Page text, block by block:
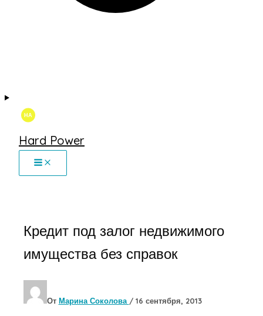
Hard Power
Кредит под залог недвижимого
имущества без справок
От Марина Соколова / 16 сентября, 2013